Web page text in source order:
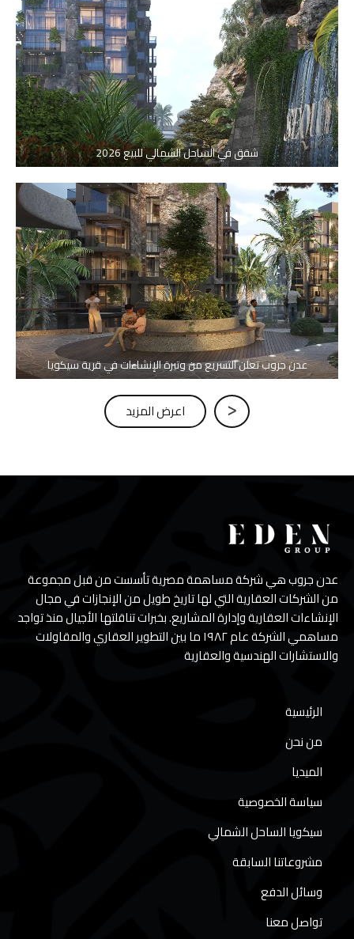
شقق في الساحل الشمالي للبيع 2026
عدن جروب تعلن التسريع من وتيرة الإنشاءات في قرية سيكويا
ᐳ اعرض المزيد
عدن جروب هي شركة مساهمة مصرية تأسست من قبل مجموعة
من الشركات العقارية التي لها تاريخ طويل من الإنجازات في مجال
الإنشاءات العقارية وإدارة المشاريع. بخبرات تناقلتها الأجيال منذ تواجد
مساهمي الشركة عام ١٩٨٢ ما بين التطوير العقاري والمقاولات
والاستشارات الهندسية والعقارية
الرئيسية
من نحن
الميديا
سياسة الخصوصية
سيكويا الساحل الشمالي
مشروعاتنا السابقة
وسائل الدفع
تواصل معنا